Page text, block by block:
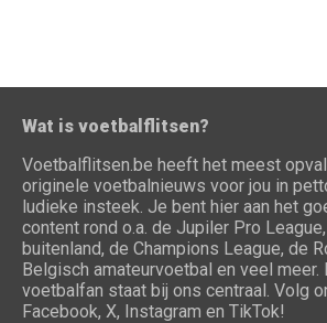
Wat is voetbalflitsen?
Voetbalflitsen.be heeft het meest
originele voetbalnieuws voor jou in
ludieke insteek. Je bent hier aan het
content rond o.a. de Jupiler Pro
buitenland, de Champions League, de
Belgisch amateurvoetbal en veel meer.
voetbalfan staat bij ons centraal. Volg
Facebook, X, Instagram en TikTok!